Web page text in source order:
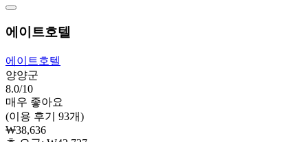
에이트호텔
에이트호텔
양양군
8.0/10
매우 좋아요
(이용 후기 93개)
₩38,636